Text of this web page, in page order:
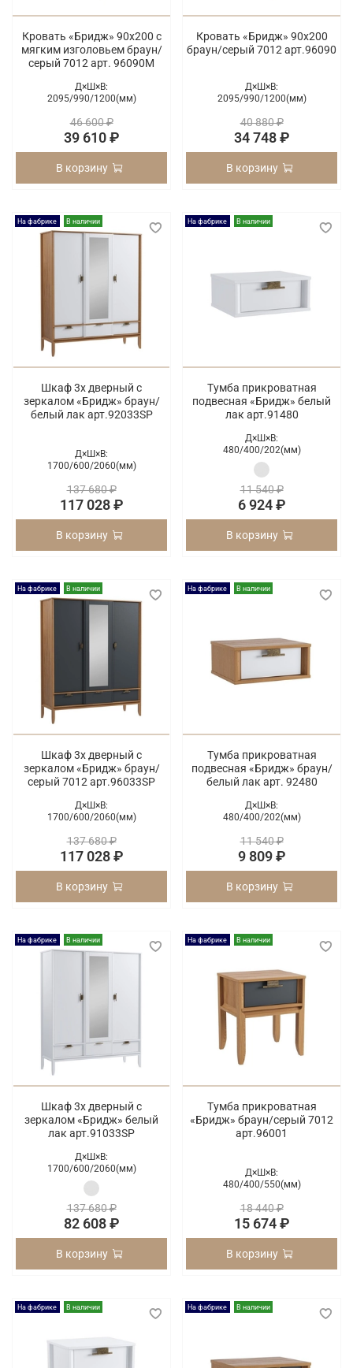
Кровать «Бридж» 90х200 с
мягким изголовьем браун/
серый 7012 арт. 96090М
Д×Ш×В:
2095/990/1200(мм)
46 600 ₽
39 610 ₽
В корзину
Кровать «Бридж» 90х200
браун/серый 7012 арт.96090
Д×Ш×В:
2095/990/1200(мм)
40 880 ₽
34 748 ₽
В корзину
На фабрике В наличии
Шкаф 3х дверный с
зеркалом «Бридж» браун/
белый лак арт.92033SP
Д×Ш×В:
1700/600/2060(мм)
137 680 ₽
117 028 ₽
В корзину
На фабрике В наличии
Тумба прикроватная
подвесная «Бридж» белый
лак арт.91480
Д×Ш×В:
480/400/202(мм)
11 540 ₽
6 924 ₽
В корзину
На фабрике В наличии
Шкаф 3х дверный с
зеркалом «Бридж» браун/
серый 7012 арт.96033SP
Д×Ш×В:
1700/600/2060(мм)
137 680 ₽
117 028 ₽
В корзину
На фабрике В наличии
Тумба прикроватная
подвесная «Бридж» браун/
белый лак арт. 92480
Д×Ш×В:
480/400/202(мм)
11 540 ₽
9 809 ₽
В корзину
На фабрике В наличии
Шкаф 3х дверный с
зеркалом «Бридж» белый
лак арт.91033SP
Д×Ш×В:
1700/600/2060(мм)
137 680 ₽
82 608 ₽
В корзину
На фабрике В наличии
Тумба прикроватная
«Бридж» браун/серый 7012
арт.96001
Д×Ш×В:
480/400/550(мм)
18 440 ₽
15 674 ₽
В корзину
На фабрике В наличии На фабрике В наличии